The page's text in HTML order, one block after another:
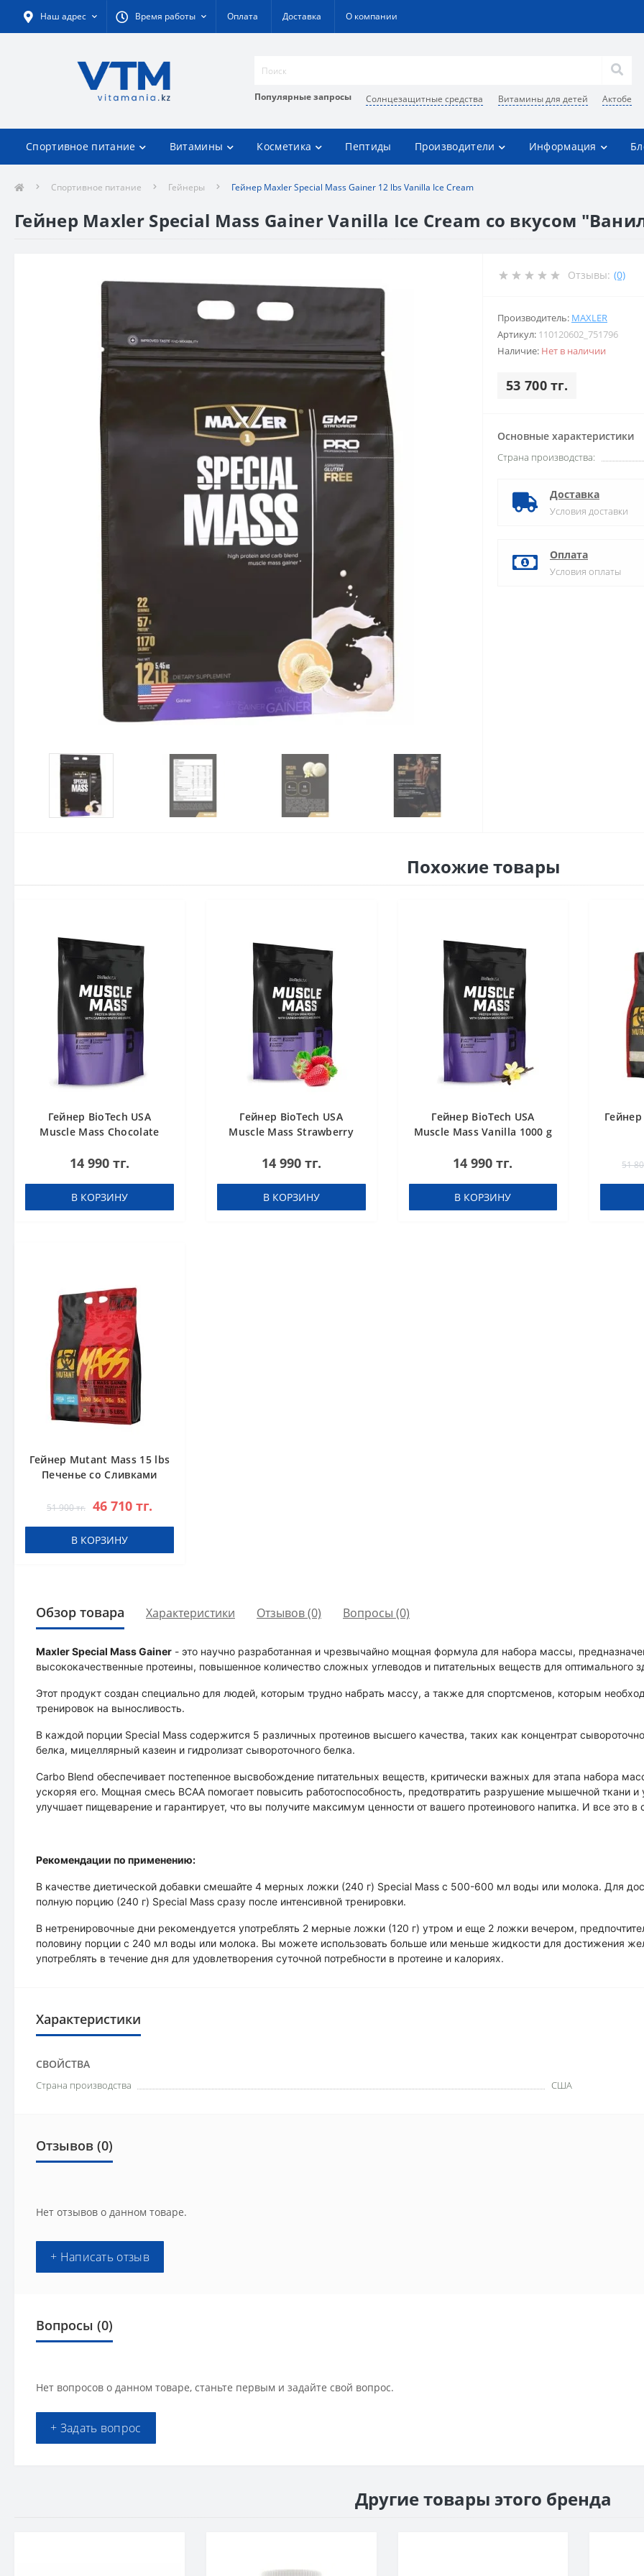
Наш адрес Время работы Оплата Доставка О компании
Популярные запросы Солнцезащитные средства Витамины для детей Актобе
Спортивное питание Витамины Косметика Пептиды Производители Информация
Спортивное питание Гейнеры Гейнер Maxler Special Mass Gainer 12 lbs Vanilla Ice Cream
Гейнер Maxler Special Mass Gainer Vanilla Ice Cream со вкусом
Отзывы: (0)
Производитель: MAXLER
Артикул: 110120602_751796
Наличие: Нет в наличии
53 700 тг.
Основные характеристики
Страна производства:
Доставка
Условия доставки
Оплата
Условия оплаты
Похожие товары
Гейнер BioTech USA
Muscle Mass Chocolate
14 990 тг.
В КОРЗИНУ
Гейнер BioTech USA
Muscle Mass Strawberry
14 990 тг.
В КОРЗИНУ
Гейнер BioTech USA
Muscle Mass Vanilla 1000 g
14 990 тг.
В КОРЗИНУ
51
Гейнер Mutant Mass 15 lbs
Печенье со Сливками
51 900 тг. 46 710 тг.
В КОРЗИНУ
Обзор товара Характеристики Отзывов (0) Вопросы (0)
Maxler Special Mass Gainer - это научно разработанная и чрезвычайно мощная формула для набора массы,
высококачественные протеины, повышенное количество сложных углеводов и питательных веществ для оптимального
Этот продукт создан специально для людей, которым трудно набрать массу, а также для спортсменов, которым
тренировок на выносливость.
В каждой порции Special Mass содержится 5 различных протеинов высшего качества, таких как концентрат
белка, мицеллярный казеин и гидролизат сывороточного белка.
Carbo Blend обеспечивает постепенное высвобождение питательных веществ, критически важных для этапа набора
ускоряя его. Мощная смесь BCAA помогает повысить работоспособность, предотвратить разрушение мышечной ткани
улучшает пищеварение и гарантирует, что вы получите максимум ценности от вашего протеинового напитка. И все это
Рекомендации по применению:
В качестве диетической добавки смешайте 4 мерных ложки (240 г) Special Mass с 500-600 мл воды или молока. Для
полную порцию (240 г) Special Mass сразу после интенсивной тренировки.
В нетренировочные дни рекомендуется употреблять 2 мерные ложки (120 г) утром и еще 2 ложки вечером,
половину порции с 240 мл воды или молока. Вы можете использовать больше или меньше жидкости для достижения
употреблять в течение дня для удовлетворения суточной потребности в протеине и калориях.
Характеристики
СВОЙСТВА
Страна производства США
Отзывов (0)
Нет отзывов о данном товаре.
+ Написать отзыв
Вопросы (0)
Нет вопросов о данном товаре, станьте первым и задайте свой вопрос.
+ Задать вопрос
Другие товары этого бренда